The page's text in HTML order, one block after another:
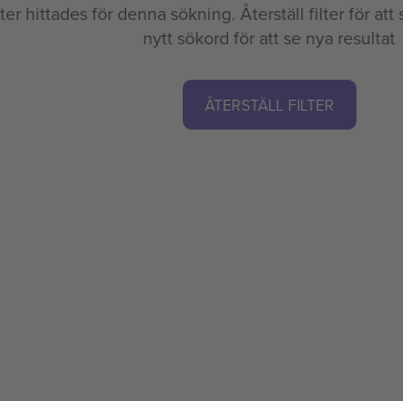
hittades för denna sökning. Återställ filter för att
nytt sökord för att se nya resultat
ÅTERSTÄLL FILTER